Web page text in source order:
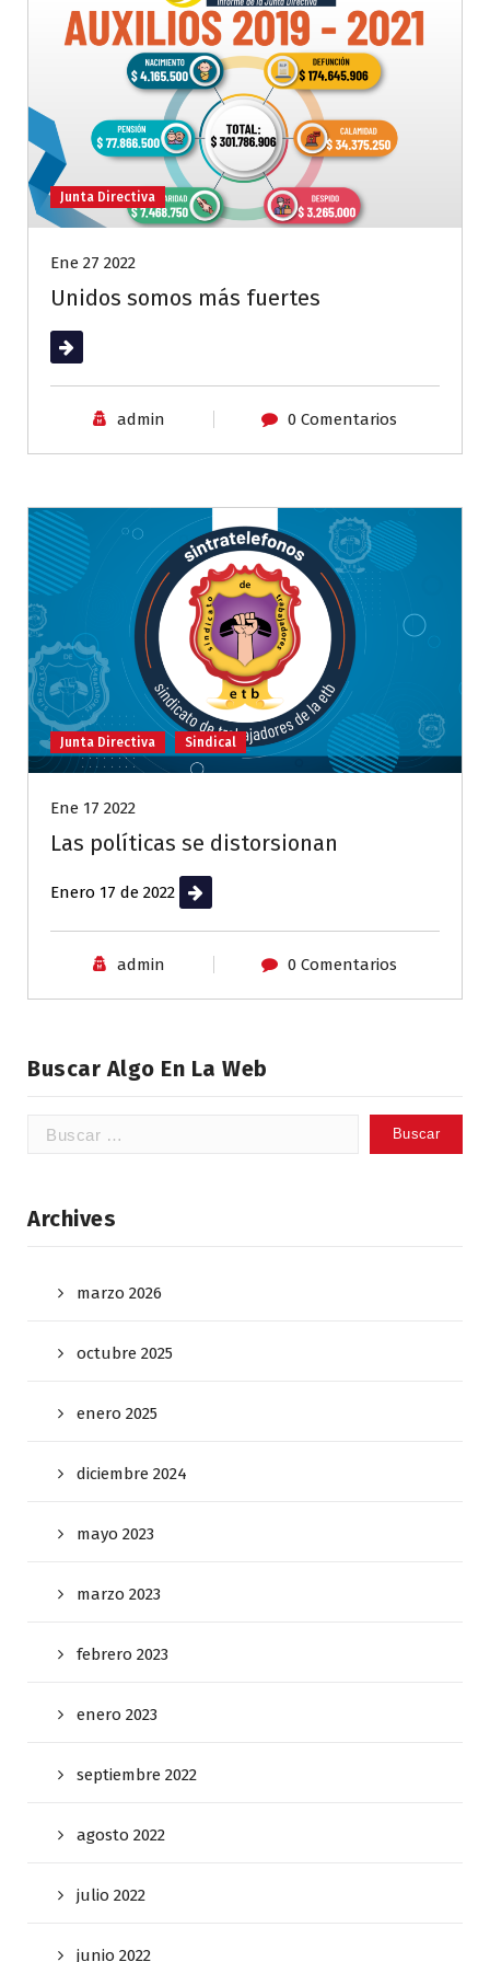
Junta Directiva
Ene 27 2022
Unidos somos más fuertes
Leer más
admin 0 Comentarios
Junta Directiva Sindical
Ene 17 2022
Las políticas se distorsionan
Enero 17 de 2022 Leer más
admin 0 Comentarios
Buscar Algo En La Web
Buscar:
Archives
marzo 2026
octubre 2025
enero 2025
diciembre 2024
mayo 2023
marzo 2023
febrero 2023
enero 2023
septiembre 2022
agosto 2022
julio 2022
junio 2022